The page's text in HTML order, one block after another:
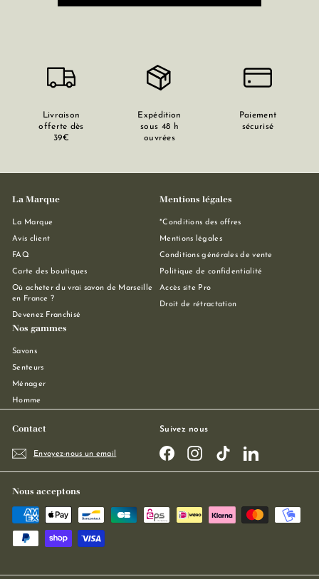
Livraison
offerte dès
39€
Expédition
sous 48 h
ouvrées
Paiement
sécurisé
La Marque
La Marque
Avis client
FAQ
Carte des boutiques
Où acheter du vrai savon de Marseille
en France ?
Devenez Franchisé
Mentions légales
*Conditions des offres
Mentions légales
Conditions générales de vente
Politique de confidentialité
Accès site Pro
Droit de rétractation
Nos gammes
Savons
Senteurs
Ménager
Homme
Contact
Envoyez-nous un email
Suivez nous
FacebookInstagramTikTok LinkedIn
Nous acceptons